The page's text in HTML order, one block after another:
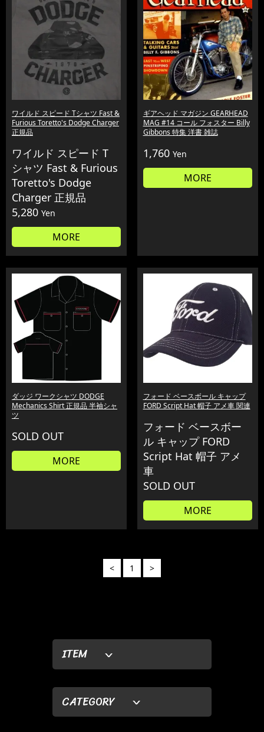
ITEM
CATEGORY
ワイルド スピード Tシャツ Fast &
Furious Toretto's Dodge Charger
正規品
ワイルド スピード T
シャツ Fast & Furious
Toretto's Dodge
Charger 正規品
5,280 Yen
MORE
ギアヘッド マガジン GEARHEAD
MAG #14 コール フォスター Billy
Gibbons 特集 洋書 雑誌
1,760 Yen
MORE
ダッジ ワークシャツ DODGE
Mechanics Shirt 正規品 半袖シャ
ツ
SOLD OUT
MORE
フォード ベースボール キャップ
FORD Script Hat 帽子 アメ車 関連
フォード ベースボー
ル キャップ FORD
Script Hat 帽子 アメ
車
SOLD OUT
MORE
< 1 >